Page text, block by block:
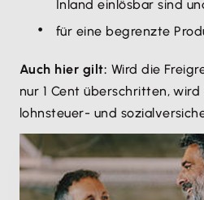
Inland einlösbar sind
für eine begrenzte
Auch hier gilt: Wird die
nur 1 Cent überschritten,
lohnsteuer- und